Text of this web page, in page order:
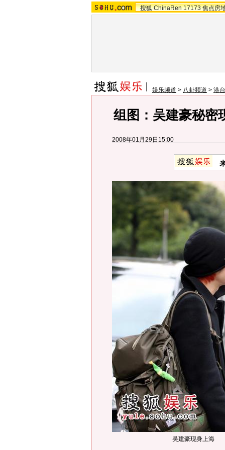
搜狐 ChinaRen 17173 焦点房
娱乐频道 > 八卦频道 > 港
组图：吴建豪秘密
2008年01月29日15:00
吴建豪现身上海